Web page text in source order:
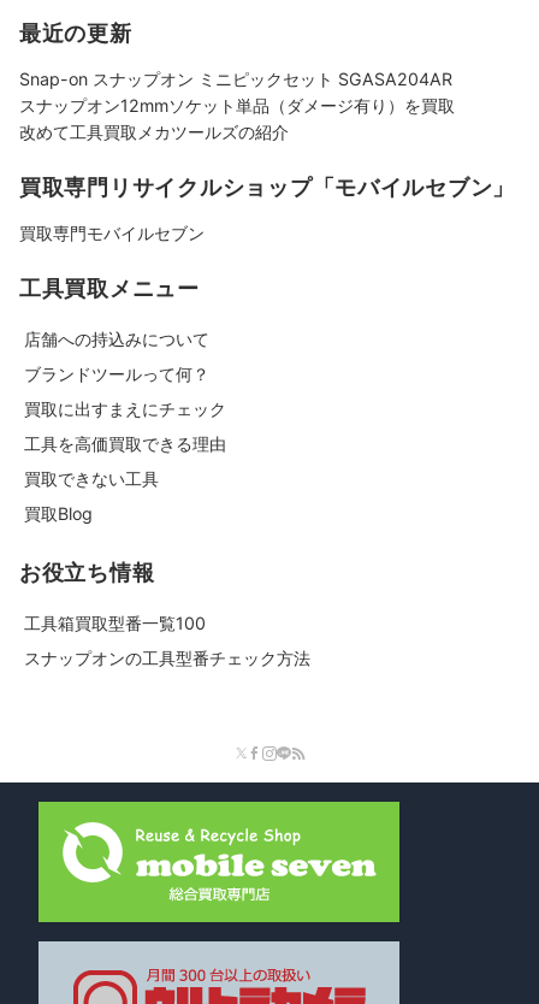
最近の更新
Snap-on スナップオン ミニピックセット SGASA204AR
スナップオン12mmソケット単品（ダメージ有り）を買取
改めて工具買取メカツールズの紹介
買取専門リサイクルショップ「モバイルセブン」
買取専門モバイルセブン
工具買取メニュー
店舗への持込みについて
ブランドツールって何？
買取に出すまえにチェック
工具を高価買取できる理由
買取できない工具
買取Blog
お役立ち情報
工具箱買取型番一覧100
スナップオンの工具型番チェック方法